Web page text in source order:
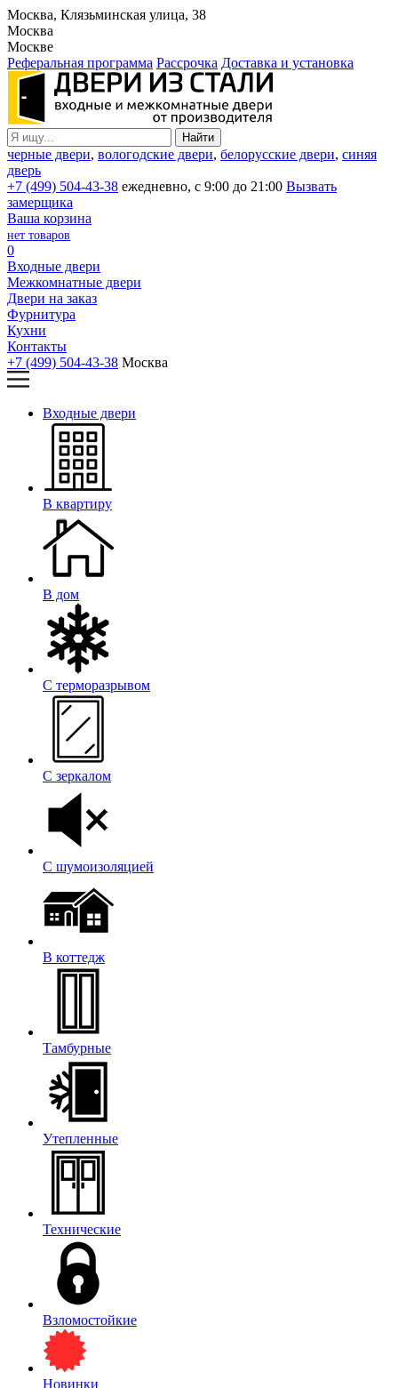
Москва, Клязьминская улица, 38
Москва
Москве
Реферальная программа Рассрочка Доставка и установка
черные двери, вологодские двери, белорусские двери, синяя
дверь
+7 (499) 504-43-38 ежедневно, с 9:00 до 21:00 Вызвать
замерщика
Ваша корзина
нет товаров
0
Входные двери
Межкомнатные двери
Двери на заказ
Фурнитура
Кухни
Контакты
+7 (499) 504-43-38 Москва
Входные двери
В квартиру
В дом
С терморазрывом
С зеркалом
С шумоизоляцией
В коттедж
Тамбурные
Утепленные
Технические
Взломостойкие
Новинки